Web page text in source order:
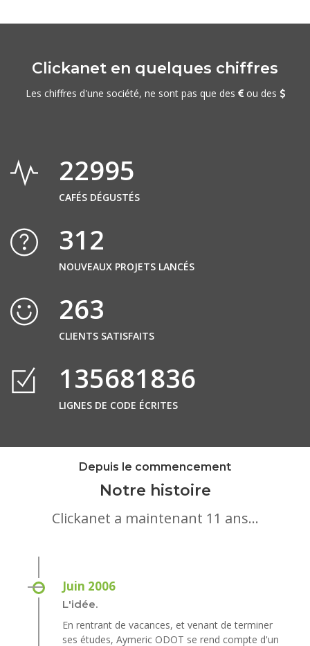
Clickanet en quelques chiffres
Les chiffres d'une société, ne sont pas que des ou des
22995
CAFÉS DÉGUSTÉS
312
NOUVEAUX PROJETS LANCÉS
263
CLIENTS SATISFAITS
140360520
LIGNES DE CODE ÉCRITES
Depuis le commencement
Notre histoire
Clickanet a maintenant 11 ans...
Juin 2006
L'idée.
En rentrant de vacances, et venant de terminer
ses études, Aymeric ODOT se rend compte d'un